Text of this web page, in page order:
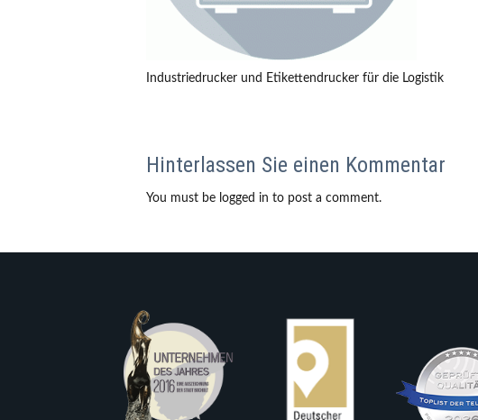
Industriedrucker und Etikettendrucker für die Logistik
Hinterlassen Sie einen Kommentar
You must be logged in to post a comment.